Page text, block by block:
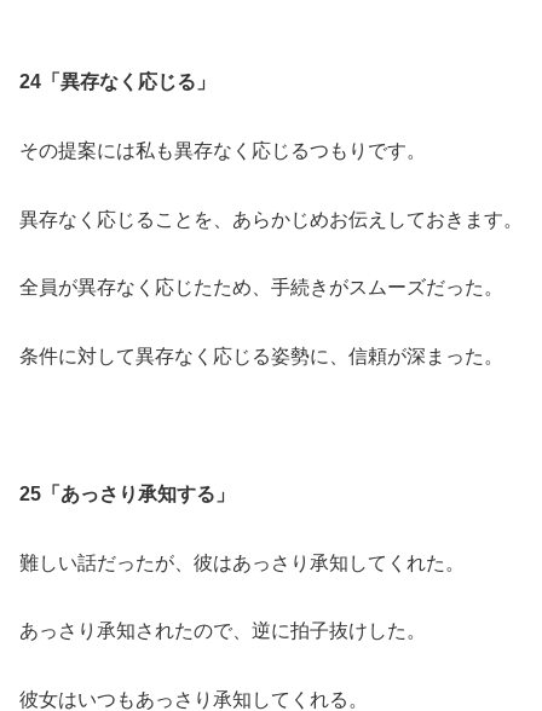
24「異存なく応じる」
その提案には私も異存なく応じるつもりです。
異存なく応じることを、あらかじめお伝えしておきます。
全員が異存なく応じたため、手続きがスムーズだった。
条件に対して異存なく応じる姿勢に、信頼が深まった。
25「あっさり承知する」
難しい話だったが、彼はあっさり承知してくれた。
あっさり承知されたので、逆に拍子抜けした。
彼女はいつもあっさり承知してくれる。